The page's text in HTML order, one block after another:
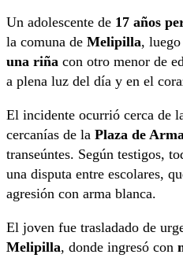
Un adolescente de 17 años
la comuna de Melipilla,
una riña con otro menor de
a plena luz del día y en el
El incidente ocurrió cerca de
cercanías de la Plaza de
transeúntes. Según testigos,
una disputa entre escolares,
agresión con arma blanca.
El joven fue trasladado de
Melipilla, donde ingresó con